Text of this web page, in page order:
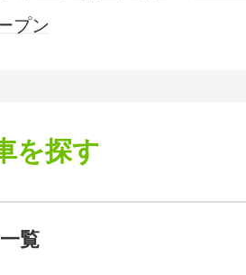
プン
を探す
覧